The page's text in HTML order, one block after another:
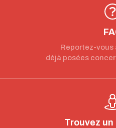
Reportez-vous
déjà posées
Trouvez